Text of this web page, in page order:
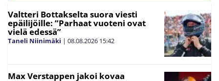
Valtteri Bottakselta suora viesti
epäilijöille: ”Parhaat vuoteni ovat
vielä edessä”
Taneli Niinimäki | 08.08.2026 15:42
Max Verstappen jakoi kovaa